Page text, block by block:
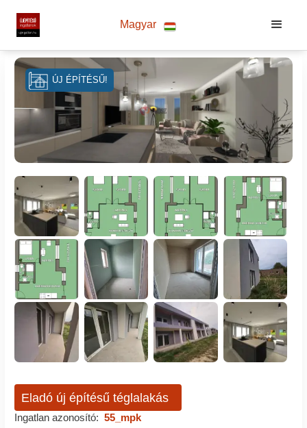
Magyar
ÚJ ÉPÍTÉSŰ!
Eladó új építésű téglalakás
Ingatlan azonosító: 55_mpk